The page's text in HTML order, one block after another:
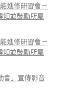
進修研習會－
知並鼓勵所屬
進修研習會－
知並鼓勵所屬
會」宣傳影音